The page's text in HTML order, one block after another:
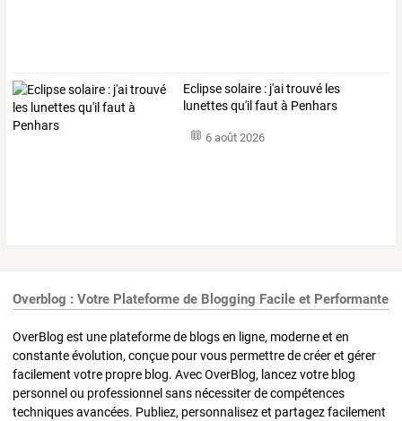
Eclipse solaire : j'ai trouvé les
lunettes qu'il faut à Penhars
6 août 2026
Overblog : Votre Plateforme de Blogging Facile et Performante
OverBlog est une plateforme de blogs en ligne, moderne et en
constante évolution, conçue pour vous permettre de créer et gérer
facilement votre propre blog. Avec OverBlog, lancez votre blog
personnel ou professionnel sans nécessiter de compétences
techniques avancées. Publiez, personnalisez et partagez facilement